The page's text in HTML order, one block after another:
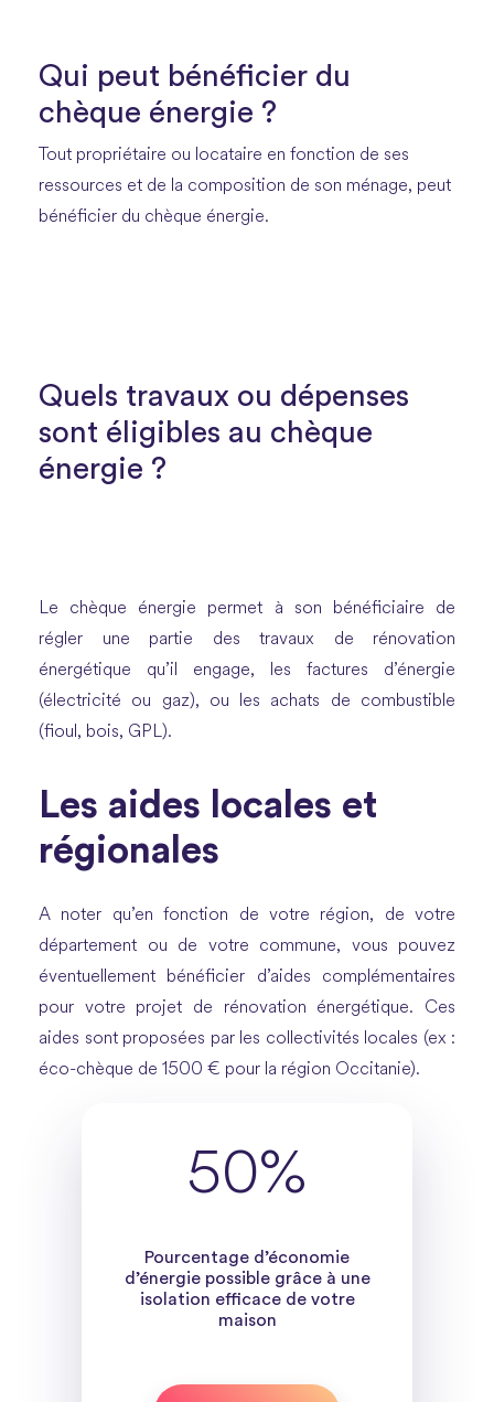
Qui peut bénéficier du
chèque énergie ?
Tout propriétaire ou locataire en fonction de ses
ressources et de la composition de son ménage, peut
bénéficier du chèque énergie.
Quels travaux ou dépenses
sont éligibles au chèque
énergie ?
Le chèque énergie permet à son bénéficiaire de
régler une partie des travaux de rénovation
énergétique qu’il engage, les factures d’énergie
(électricité ou gaz), ou les achats de combustible
(fioul, bois, GPL).
Les aides locales et
régionales
A noter qu’en fonction de votre région, de votre
département ou de votre commune, vous pouvez
éventuellement bénéficier d’aides complémentaires
pour votre projet de rénovation énergétique. Ces
aides sont proposées par les collectivités locales (ex :
éco-chèque de 1500 € pour la région Occitanie).
50%
Pourcentage d’économie
d’énergie possible grâce à une
isolation efficace de votre
maison